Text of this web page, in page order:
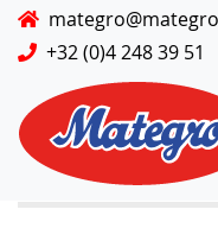
+32 (0)4 248 39 51